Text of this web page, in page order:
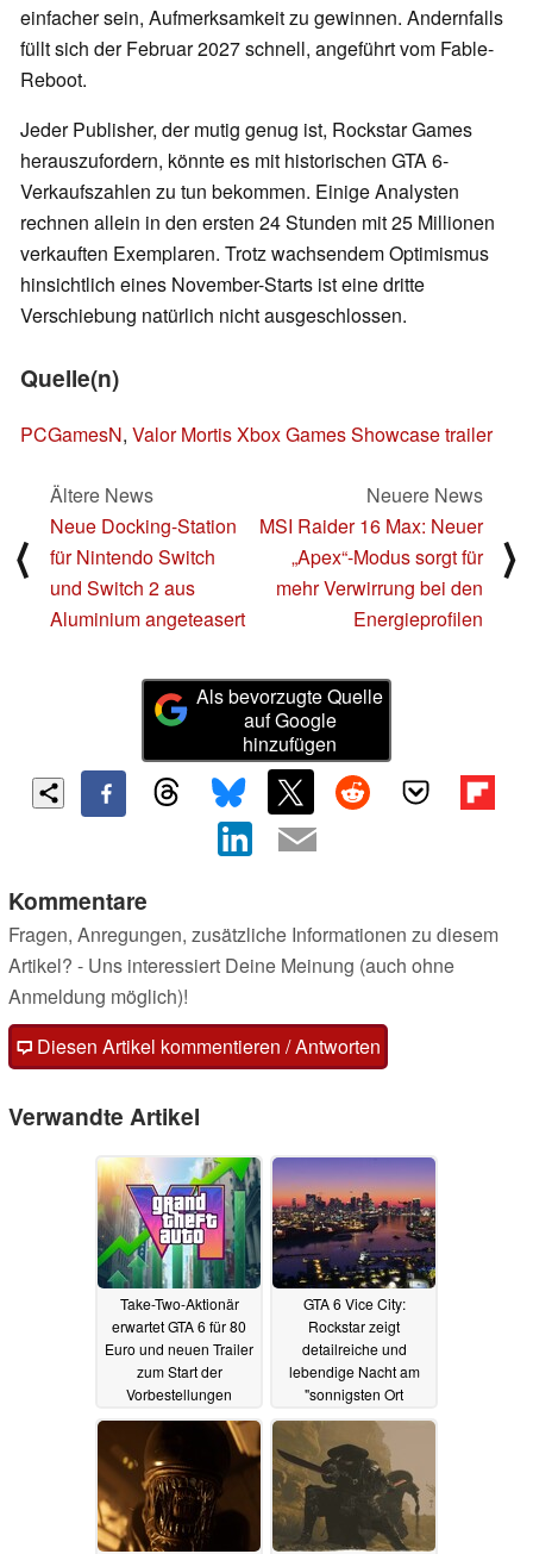
einfacher sein, Aufmerksamkeit zu gewinnen. Andernfalls
füllt sich der Februar 2027 schnell, angeführt vom Fable-
Reboot.
Jeder Publisher, der mutig genug ist, Rockstar Games
herauszufordern, könnte es mit historischen GTA 6-
Verkaufszahlen zu tun bekommen. Einige Analysten
rechnen allein in den ersten 24 Stunden mit 25 Millionen
verkauften Exemplaren. Trotz wachsendem Optimismus
hinsichtlich eines November-Starts ist eine dritte
Verschiebung natürlich nicht ausgeschlossen.
Quelle(n)
PCGamesN, Valor Mortis Xbox Games Showcase trailer
⟨
Ältere News
Neue Docking-Station
für Nintendo Switch
und Switch 2 aus
Aluminium angeteasert
Neuere News
MSI Raider 16 Max: Neuer
„Apex“-Modus sorgt für
mehr Verwirrung bei den
Energieprofilen
⟩
Als bevorzugte Quelle
auf Google
hinzufügen
Kommentare
Fragen, Anregungen, zusätzliche Informationen zu diesem
Artikel? - Uns interessiert Deine Meinung (auch ohne
Anmeldung möglich)!
Diesen Artikel kommentieren / Antworten
Verwandte Artikel
Take-Two-Aktionär
erwartet GTA 6 für 80
Euro und neuen Trailer
zum Start der
Vorbestellungen
20.06.2026
GTA 6 Vice City:
Rockstar zeigt
detailreiche und
lebendige Nacht am
"sonnigsten Ort
Amerikas"18.06.2026